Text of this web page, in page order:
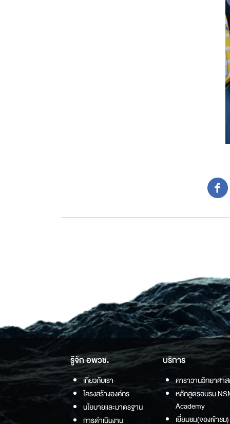
รู้จัก อพวช.
เกี่ยวกับเรา
โครงสร้างองค์กร
นโยบายและมาตรฐาน
การดำเนินงาน
บริการ
คาราวานวิทยาศา
หลักสูตรอบรม
Academy
เยี่ยมชม(จองเข้าชม)